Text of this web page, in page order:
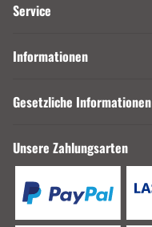
Service
Informationen
Gesetzliche Informationen
Unsere Zahlungsarten